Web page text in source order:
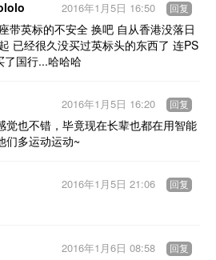
带英标的不安全 换吧 自从香港没落日
已经很久没买过英标头的东西了 连PS
了国行...哈哈哈
2016年1月5日 16:50 回复
觉也不错，毕竟现在长辈也都在用智能
们多运动运动~
2016年1月5日 16:20 回复
2016年1月5日 21:06 回复
2016年1月6日 08:58 回复